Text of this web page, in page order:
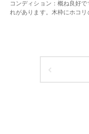
コンディション：概ね良好
れがあります。木枠にホコリ